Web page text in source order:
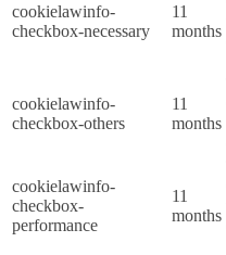
cookielawinfo-
checkbox-necessary
11
months
cookielawinfo-
checkbox-others
11
months
cookielawinfo-
checkbox-
performance
11
months